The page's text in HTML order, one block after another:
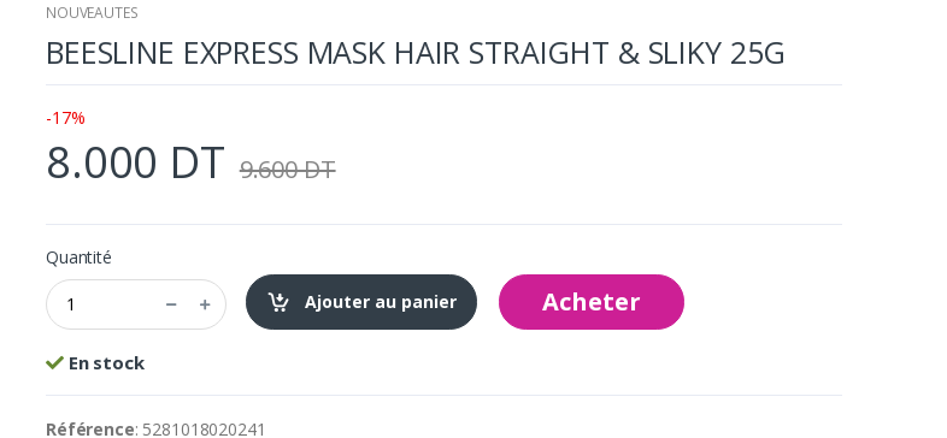
NOUVEAUTES
BEESLINE EXPRESS MASK HAIR STRAIGHT & SLIKY 25G
-17%
8.000 DT 9.600 DT
Quantité
Ajouter au panier
Acheter
En stock
Référence: 5281018020241